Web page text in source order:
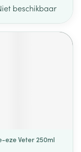
beschikbaar
eze Veter 250ml